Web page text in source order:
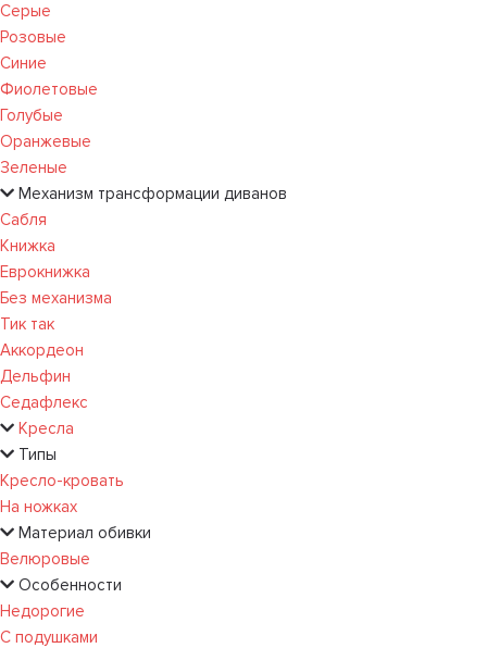
Серые
Розовые
Синие
Фиолетовые
Голубые
Оранжевые
Зеленые
Механизм трансформации диванов
Сабля
Книжка
Еврокнижка
Без механизма
Тик так
Аккордеон
Дельфин
Седафлекс
Кресла
Типы
Кресло-кровать
На ножках
Материал обивки
Велюровые
Особенности
Недорогие
С подушками